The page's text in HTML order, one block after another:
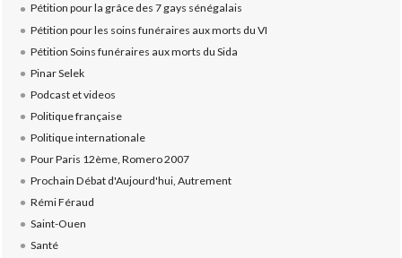
Pétition pour la grâce des 7 gays sénégalais
Pétition pour les soins funéraires aux morts du VI
Pétition Soins funéraires aux morts du Sida
Pinar Selek
Podcast et videos
Politique française
Politique internationale
Pour Paris 12ème, Romero 2007
Prochain Débat d'Aujourd'hui, Autrement
Rémi Féraud
Saint-Ouen
Santé